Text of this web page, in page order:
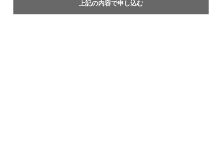
上記の内容で申し込む